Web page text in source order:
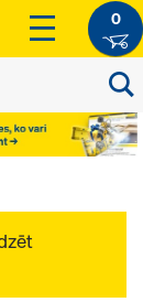
0